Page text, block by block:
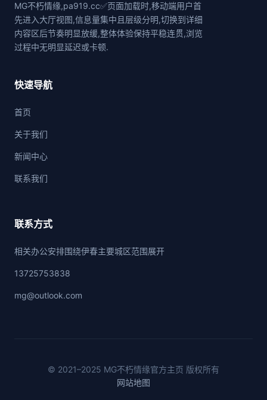
MG不朽情缘,pa919.cc✅页面加载时,移动端用户首
先进入大厅视图,信息量集中且层级分明,切换到详细
内容区后节奏明显放缓,整体体验保持平稳连贯,浏览
过程中无明显延迟或卡顿.
快速导航
首页
关于我们
新闻中心
联系我们
联系方式
相关办公安排围绕伊春主要城区范围展开
13725753838
mg@outlook.com
© 2021–2025 MG不朽情缘官方主页 版权所有
网站地图